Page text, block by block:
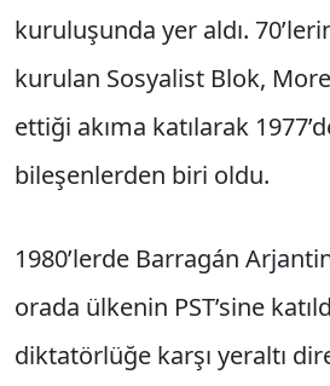
kuruluşunda yer aldı.
kurulan Sosyalist Blok,
ettiği akıma katılarak
bileşenlerden biri oldu.
1980’lerde Barragán
orada ülkenin PST’sine
diktatörlüğe karşı yeraltı